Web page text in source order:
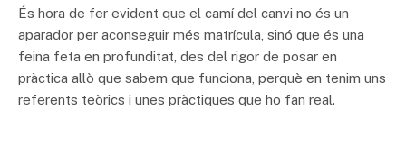
És hora de fer evident que el camí del canvi no és un
aparador per aconseguir més matrícula, sinó que és una
feina feta en profunditat, des del rigor de posar en
pràctica allò que sabem que funciona, perquè en tenim uns
referents teòrics i unes pràctiques que ho fan real.